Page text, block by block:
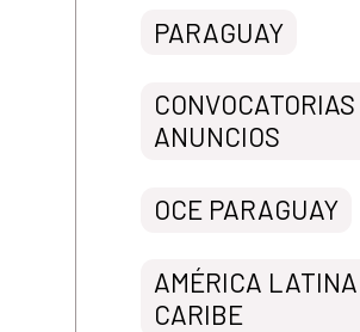
PARAGUAY
ANUNCIOS
OCE PARAGUAY
AMÉRICA
CARIBE